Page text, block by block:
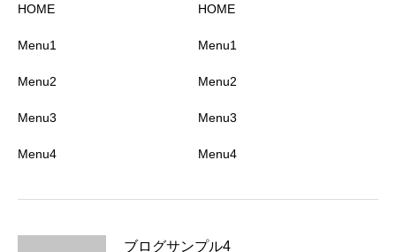
HOME
Menu1
Menu2
Menu3
Menu4
HOME
Menu1
Menu2
Menu3
Menu4
ブログサンプル4